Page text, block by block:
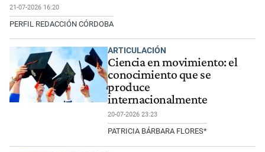
21-07-2026 16:20
PERFIL REDACCIÓN CÓRDOBA
ARTICULACIÓN
Ciencia en movimiento: el
conocimiento que se
produce
internacionalmente
20-07-2026 23:23
PATRICIA BÁRBARA FLORES*